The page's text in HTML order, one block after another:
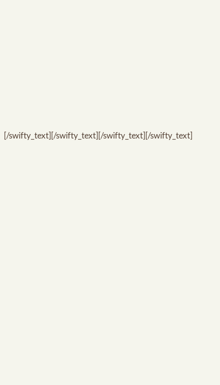
[/swifty_text][/swifty_text][/swifty_text][/swifty_text]